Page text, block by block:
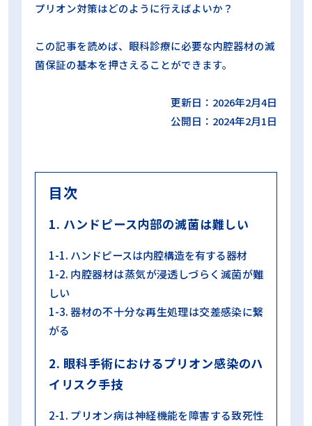
再生処理の現場 コラム
プリオン対策はどのように行えばよいか？
この記事を読めば、眼科診療に必要な内腔器材の滅
菌保証の基本を押さえることができます。
更新日：2026年2月4日
公開日：2024年2月1日
目次
1. ハンドピース内部の滅菌は難しい
1-1. ハンドピースは内腔構造を有する器材
1-2. 内腔器材は蒸気が浸透しづらく滅菌が難
しい
1-3. 器材の不十分な再生処理は交差感染に繋
がる
2. 眼科手術におけるプリオン感染のハ
イリスク手技
2-1. プリオン病は神経機能を障害する致死性